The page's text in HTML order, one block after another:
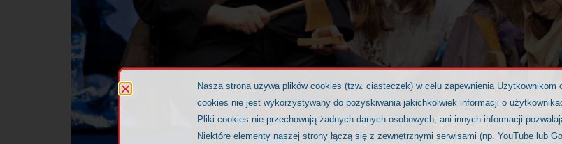
Nasza strona używa plików cookies (tzw. ciasteczek) w celu zapewnienia Użytkownikom
cookies nie jest wykorzystywany do pozyskiwania jakichkolwiek informacji o
Pliki cookies nie przechowują żadnych danych osobowych, ani innych informacji
Niektóre elementy naszej strony łączą się z zewnętrznymi serwisami (np. YouTube lub